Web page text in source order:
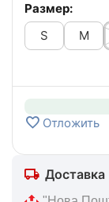
Размер:
S
M
Отложить
Доставка